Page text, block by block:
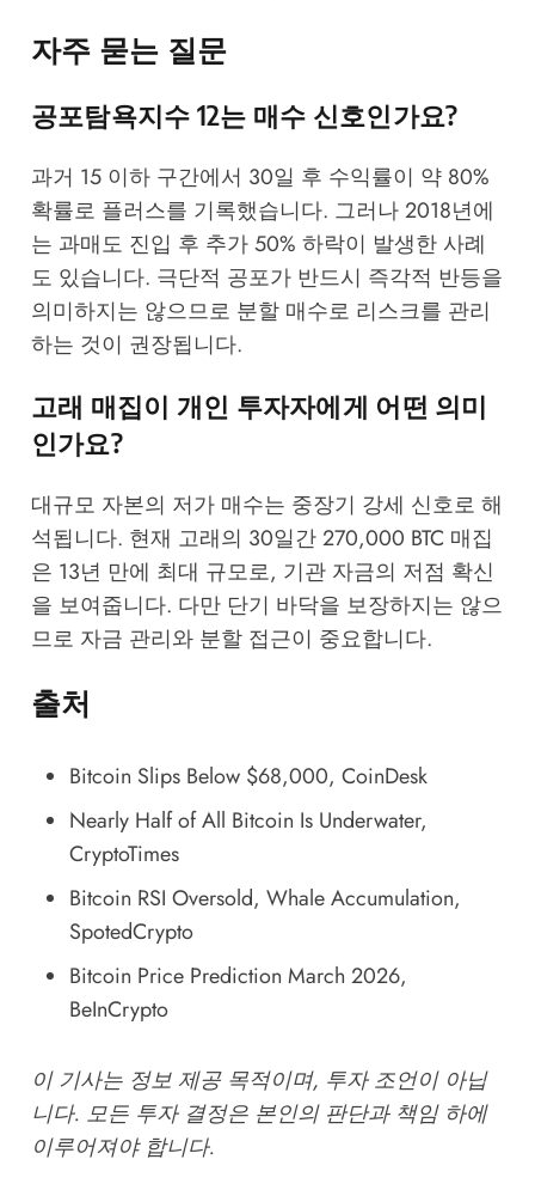
자주 묻는 질문
공포탐욕지수 12는 매수 신호인가요?
과거 15 이하 구간에서 30일 후 수익률이 약 80%
확률로 플러스를 기록했습니다. 그러나 2018년에
는 과매도 진입 후 추가 50% 하락이 발생한 사례
도 있습니다. 극단적 공포가 반드시 즉각적 반등을
의미하지는 않으므로 분할 매수로 리스크를 관리
하는 것이 권장됩니다.
고래 매집이 개인 투자자에게 어떤 의미
인가요?
대규모 자본의 저가 매수는 중장기 강세 신호로 해
석됩니다. 현재 고래의 30일간 270,000 BTC 매집
은 13년 만에 최대 규모로, 기관 자금의 저점 확신
을 보여줍니다. 다만 단기 바닥을 보장하지는 않으
므로 자금 관리와 분할 접근이 중요합니다.
출처
Bitcoin Slips Below $68,000, CoinDesk
Nearly Half of All Bitcoin Is Underwater,
CryptoTimes
Bitcoin RSI Oversold, Whale Accumulation,
SpotedCrypto
Bitcoin Price Prediction March 2026,
BeInCrypto
이 기사는 정보 제공 목적이며, 투자 조언이 아닙
니다. 모든 투자 결정은 본인의 판단과 책임 하에
이루어져야 합니다.